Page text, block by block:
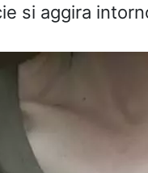
si aggira